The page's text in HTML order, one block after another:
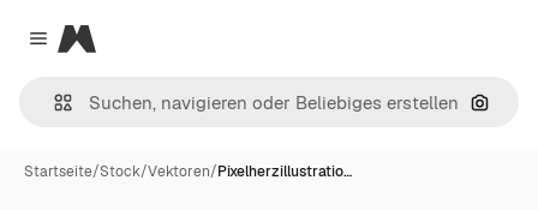
Close menu
Magnific
Nach
Startseite/Stock/Vektoren/Pixelherzillustratio…